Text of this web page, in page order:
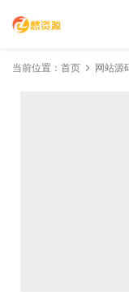
当前位置： 首页 网站源